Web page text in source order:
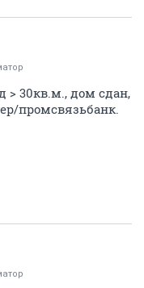
> 30кв.м., дом сдан,
промсвязьбанк.